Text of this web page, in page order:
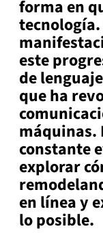
forma en
tecnología.
este
de
que ha
máquinas.
constante
explorar
en línea y
lo posible.